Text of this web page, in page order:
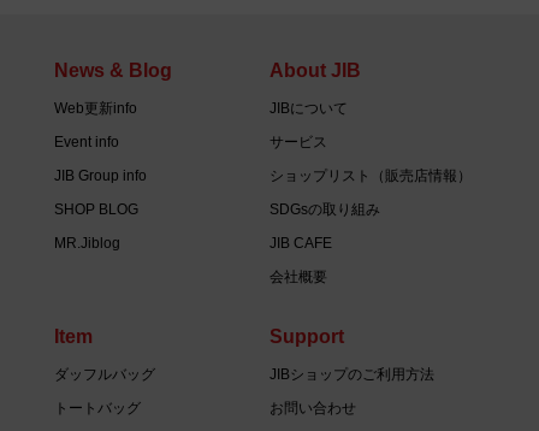
News & Blog
Web更新info
Event info
JIB Group info
SHOP BLOG
MR.Jiblog
About JIB
JIBについて
サービス
ショップリスト（販売店情報）
SDGsの取り組み
JIB CAFE
会社概要
Item
ダッフルバッグ
トートバッグ
Support
JIBショップのご利用方法
お問い合わせ